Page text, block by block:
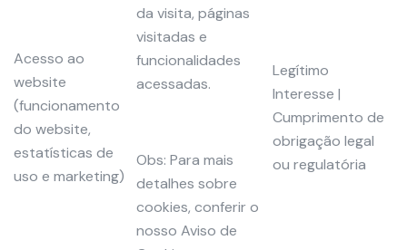
Acesso ao
website
(funcionamento
do website,
estatísticas de
uso e marketing)
da visita, páginas
visitadas e
funcionalidades
acessadas.
Obs: Para mais
detalhes sobre
cookies, conferir o
nosso Aviso de
Legítimo
Interesse |
Cumprimento de
obrigação legal
ou regulatória